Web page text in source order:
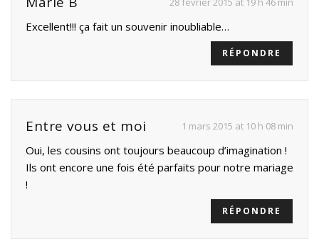
Excellent!!! ça fait un souvenir inoubliable…
RÉPONDRE
Entre vous et moi 1 mars 2015 at 10 h 08 min
Oui, les cousins ont toujours beaucoup d’imagination !
Ils ont encore une fois été parfaits pour notre mariage
!
RÉPONDRE